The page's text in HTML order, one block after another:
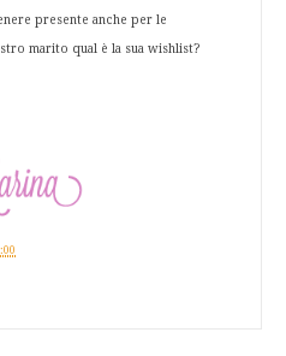
presente anche per le
marito qual è la sua wishlist?